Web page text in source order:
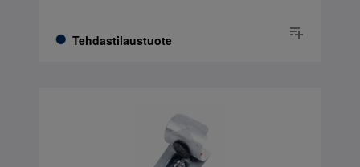
Tehdastilaustuote